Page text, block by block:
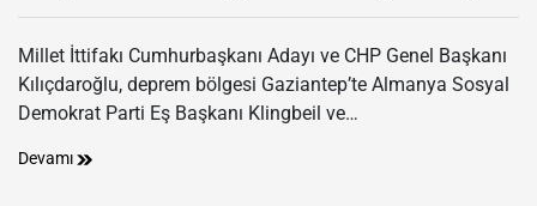
Millet İttifakı Cumhurbaşkanı Adayı ve CHP Genel Başkanı
Kılıçdaroğlu, deprem bölgesi Gaziantep’te Almanya Sosyal
Demokrat Parti Eş Başkanı Klingbeil ve…
Devamı